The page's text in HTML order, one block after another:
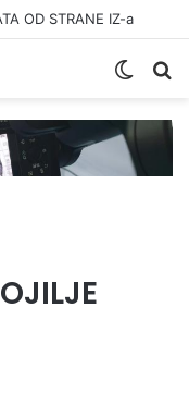
OD STRANE IZ-a
Switch